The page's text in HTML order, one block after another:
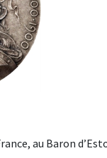
au Baron